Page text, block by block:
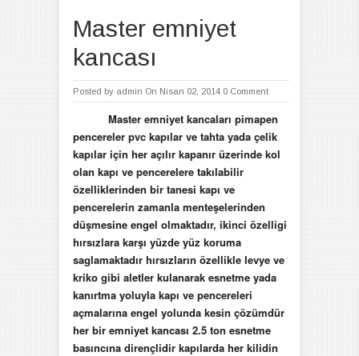
Master emniyet
kancası
Posted by admin On Nisan 02, 2014 0 Comment
Master emniyet kancaları pimapen
pencereler pvc kapılar ve tahta yada çelik
kapılar için her açılır kapanır üzerinde kol
olan kapı ve pencerelere takılabilir
özelliklerinden bir tanesi kapı ve
pencerelerin zamanla menteşelerinden
düşmesine engel olmaktadır, ikinci özelligi
hırsızlara karşı yüzde yüz koruma
saglamaktadır hırsızların özellikle levye ve
kriko gibi aletler kulanarak esnetme yada
kanırtma yoluyla kapı ve pencereleri
açmalarına engel yolunda kesin çözümdür
her bir emniyet kancası 2.5 ton esnetme
basıncına dirençlidir kapılarda her kilidin